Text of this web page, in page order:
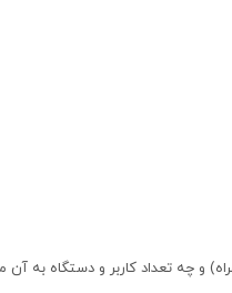
و چه تعداد کاربر و دستگاه به